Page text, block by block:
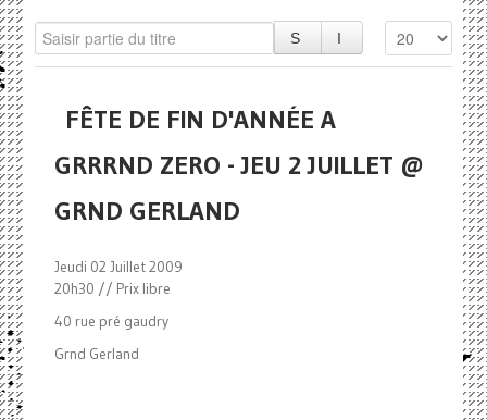
FÊTE DE FIN D'ANNÉE A
GRRRND ZERO - JEU 2 JUILLET @
GRND GERLAND
Jeudi 02 Juillet 2009
20h30 // Prix libre
40 rue pré gaudry
Grnd Gerland